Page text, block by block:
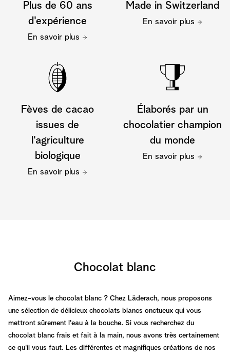
Plus de 60 ans
d'expérience
En savoir plus
Made in Switzerland
En savoir plus
Fèves de cacao
issues de
l'agriculture
biologique
En savoir plus
Élaborés par un
chocolatier champion
du monde
En savoir plus
Chocolat blanc
Aimez-vous le chocolat blanc ? Chez Läderach, nous proposons
une sélection de délicieux chocolats blancs onctueux qui vous
mettront sûrement l'eau à la bouche. Si vous recherchez du
chocolat blanc frais et fait à la main, nous avons très certainement
ce qu'il vous faut. Les différentes et magnifiques créations de nos